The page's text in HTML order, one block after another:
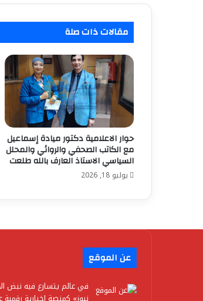
ليلة
وفاء
وامتنان
مقالات ذات صلة
حوار الاعلامية دكتور ميادة إسماعيل
مع الكاتب الصحفي والروائي والمحلل
السياسي الاستاذ العارف بالله طلعت
يوليو 18, 2026
عن الموقع
في عالم يتسارع فيه نبض